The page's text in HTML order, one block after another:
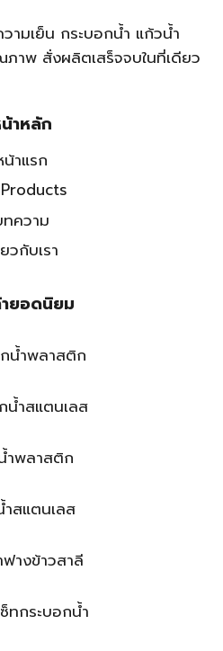
ามเย็น กระบอกน้ำ แก้วน้ำ
าพ สั่งผลิตเสร็จจบในที่เดียว
าหลัก
น้าแรก
ความ
วกับเรา
ยอดนิยม
น้ำพลาสติก
น้ำสแตนเลส
ำพลาสติก
สแตนเลส
างข้าวสาลี
ทกระบอกน้ำ